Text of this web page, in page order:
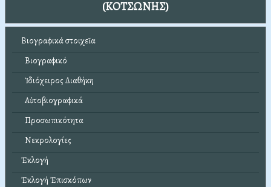
(ΚΟΤΣΩΝΗΣ)
Βιογραφικά στοιχεῖα
Βιογραφικό
Ἰδιόχειρος Διαθήκη
Αὐτοβιογραφικά
Προσωπικότητα
Νεκρολογίες
Ἐκλογή
Ἐκλογή Ἐπισκόπων